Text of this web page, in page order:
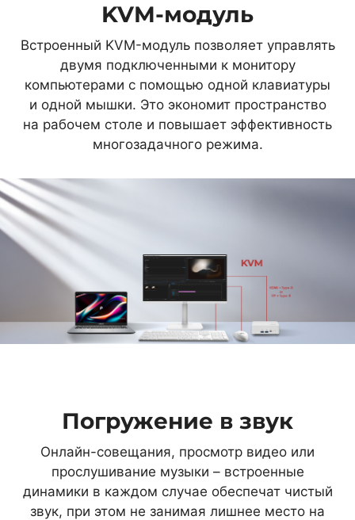
KVM-модуль
Встроенный KVM-модуль позволяет управлять
двумя подключенными к монитору
компьютерами с помощью одной клавиатуры
и одной мышки. Это экономит пространство
на рабочем столе и повышает эффективность
многозадачного режима.
Погружение в звук
Онлайн-совещания, просмотр видео или
прослушивание музыки – встроенные
динамики в каждом случае обеспечат чистый
звук, при этом не занимая лишнее место на